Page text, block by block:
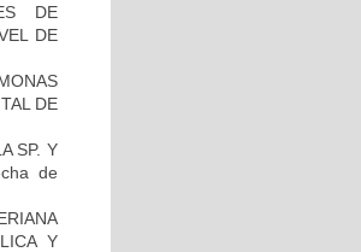
DE
DE
DE
SP. Y
de
Y